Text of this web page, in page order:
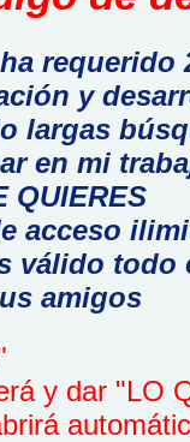
requerido
y
largas
en mi
QUIERES
acceso
válido todo
amigos
y dar "LO